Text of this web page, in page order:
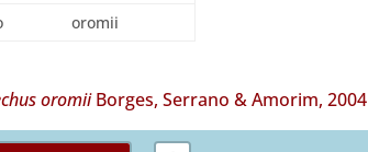
oromii
oromiiBorges, Serrano & Amorim, 2004